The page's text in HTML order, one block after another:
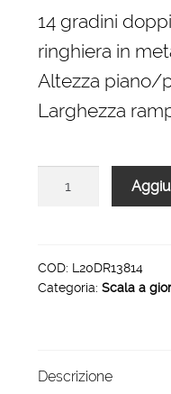
14 gradini
ringhiera in
Altezza piano/
Larghezza
ringhiera
R13
1000
COD: L20DR13814
Categoria: Scala a
Descrizione